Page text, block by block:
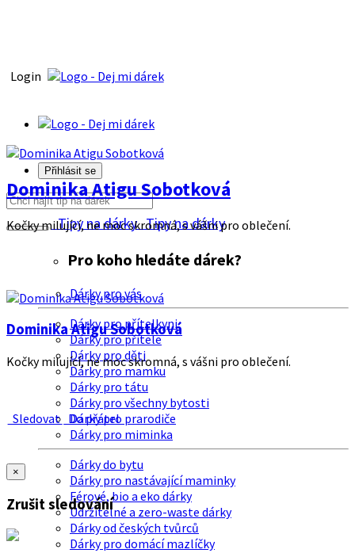
Login
Přihlásit se
Tipy na dárkyTipy na dárky
Pro koho hledáte dárek?
Dárky pro vás
Dárky pro přítelkyni
Dárky pro přítele
Dárky pro děti
Dárky pro mamku
Dárky pro tátu
Dárky pro všechny bytosti
Dárky pro prarodiče
Dárky pro miminka
Dárky do bytu
Dárky pro nastávající maminky
Férové, bio a eko dárky
Udržitelné a zero-waste dárky
Dárky od českých tvůrců
Dárky pro domácí mazlíčky
Dominika Atigu Sobotková
Kočky milující, ne moc skromná, s vášni pro oblečení.
Dominika Atigu Sobotková
Kočky milující, ne moc skromná, s vášni pro oblečení.
Sledovat Do přátel
×
Zrušit sledování